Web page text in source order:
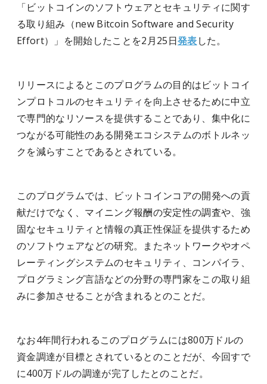
「ビットコインのソフトウェアとセキュリティに関す
る取り組み（new Bitcoin Software and Security
Effort）」を開始したことを2月25日発表した。
リリースによるとこのプログラムの目的はビットコイ
ンプロトコルのセキュリティを向上させるために中立
で専門的なリソースを提供することであり、集中化に
つながる可能性のある開発エコシステムのボトルネッ
クを減らすことであるとされている。
このプログラムでは、ビットコインコアの開発への貢
献だけでなく、マイニング報酬の安定性の調査や、強
固なセキュリティと情報の真正性保証を提供するため
のソフトウェアなどの研究。またネットワークやオペ
レーティングシステムのセキュリティ、コンパイラ、
プログラミング言語などの分野の専門家をこの取り組
みに参加させることが含まれるとのことだ。
なお4年間行われるこのプログラムには800万ドルの
資金調達が目標とされているとのことだが、今回すで
に400万ドルの調達が完了したとのことだ。